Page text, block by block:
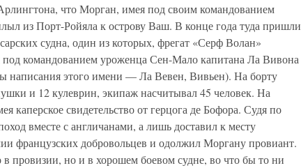
что Морган, имея под своим командованием
из Порт-Ройяла к острову Ваш. В конце года туда пришли
судна, один из которых, фрегат «Серф Волан»
командованием уроженца Сен-Мало капитана Ла Вивона
написания этого имени — Ла Вевен, Вивьен). На борту
и 12 кулеврин, экипаж насчитывал 45 человек. На
свидетельство от герцога де Бофора. Судя по
вместе с англичанами, а лишь доставил к месту
французских добровольцев и одолжил Моргану провиант.
провизии, но и в хорошем боевом судне, во что бы то ни